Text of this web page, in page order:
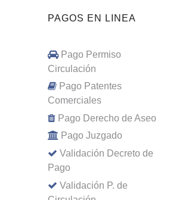
PAGOS EN LINEA
Pago Permiso
Circulación
Pago Patentes
Comerciales
Pago Derecho de Aseo
Pago Juzgado
Validación Decreto de
Pago
Validación P. de